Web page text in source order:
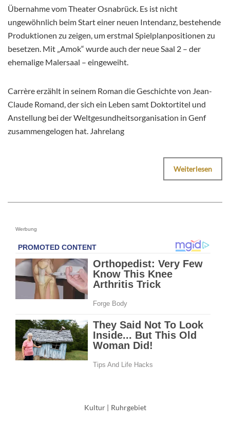
Übernahme vom Theater Osnabrück. Es ist nicht
ungewöhnlich beim Start einer neuen Intendanz, bestehende
Produktionen zu zeigen, um erstmal Spielplanpositionen zu
besetzen. Mit „Amok“ wurde auch der neue Saal 2 – der
ehemalige Malersaal – eingeweiht.
Carrère erzählt in seinem Roman die Geschichte von Jean-
Claude Romand, der sich ein Leben samt Doktortitel und
Anstellung bei der Weltgesundheitsorganisation in Genf
zusammengelogen hat. Jahrelang
Weiterlesen
Werbung
Kultur | Ruhrgebiet